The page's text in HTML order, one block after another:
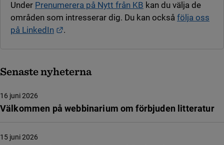
Under Prenumerera på Nytt från KB kan du välja de
områden som intresserar dig. Du kan också följa oss
på LinkedIn
Länk till annan webbplats.
.
Senaste nyheterna
Välkommen på webbinarium om förbjuden litteratur
16 juni 2026
15 juni 2026